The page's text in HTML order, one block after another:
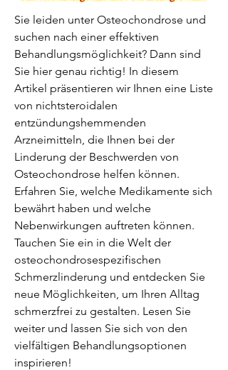
Sie leiden unter Osteochondrose und
suchen nach einer effektiven
Behandlungsmöglichkeit? Dann sind
Sie hier genau richtig! In diesem
Artikel präsentieren wir Ihnen eine Liste
von nichtsteroidalen
entzündungshemmenden
Arzneimitteln, die Ihnen bei der
Linderung der Beschwerden von
Osteochondrose helfen können.
Erfahren Sie, welche Medikamente sich
bewährt haben und welche
Nebenwirkungen auftreten können.
Tauchen Sie ein in die Welt der
osteochondrosespezifischen
Schmerzlinderung und entdecken Sie
neue Möglichkeiten, um Ihren Alltag
schmerzfrei zu gestalten. Lesen Sie
weiter und lassen Sie sich von den
vielfältigen Behandlungsoptionen
inspirieren!